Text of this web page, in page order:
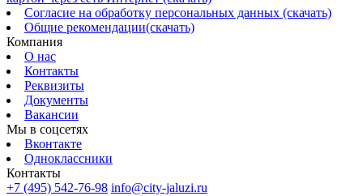
Согласие на обработку персональных данных (скачать)
Общие рекомендации(скачать)
Компания
О нас
Контакты
Реквизиты
Документы
Вакансии
Мы в соцсетях
Вконтакте
Одноклассники
Контакты
+7 (495) 542-76-98 info@city-jaluzi.ru